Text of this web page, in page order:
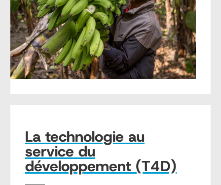
La technologie au
service du
développement (T4D)